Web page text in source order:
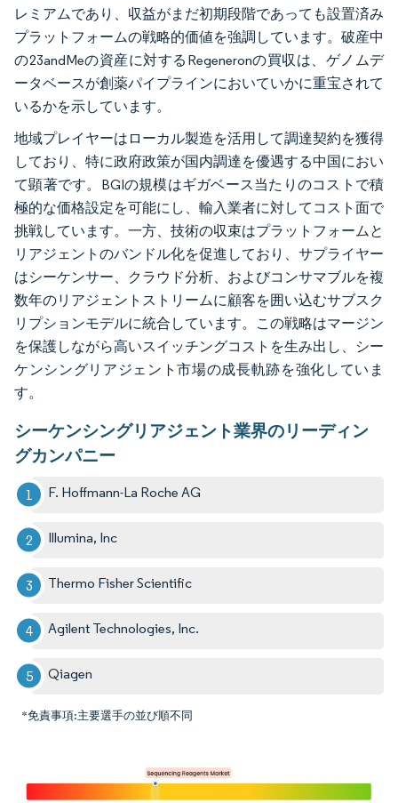
レミアムであり、収益がまだ初期段階であっても設置済み
プラットフォームの戦略的価値を強調しています。破産中
の23andMeの資産に対するRegeneronの買収は、ゲノムデ
ータベースが創薬パイプラインにおいていかに重宝されて
いるかを示しています。
地域プレイヤーはローカル製造を活用して調達契約を獲得
しており、特に政府政策が国内調達を優遇する中国におい
て顕著です。BGIの規模はギガベース当たりのコストで積
極的な価格設定を可能にし、輸入業者に対してコスト面で
挑戦しています。一方、技術の収束はプラットフォームと
リアジェントのバンドル化を促進しており、サプライヤー
はシーケンサー、クラウド分析、およびコンサマブルを複
数年のリアジェントストリームに顧客を囲い込むサブスク
リプションモデルに統合しています。この戦略はマージン
を保護しながら高いスイッチングコストを生み出し、シー
ケンシングリアジェント市場の成長軌跡を強化していま
す。
シーケンシングリアジェント業界のリーディン
グカンパニー
F. Hoffmann-La Roche AG
Illumina, Inc
Thermo Fisher Scientific
Agilent Technologies, Inc.
Qiagen
*免責事項:主要選手の並び順不同